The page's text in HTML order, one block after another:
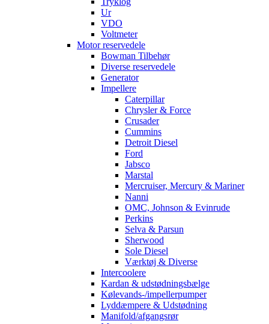
Ur
VDO
Voltmeter
Motor reservedele
Bowman Tilbehør
Diverse reservedele
Generator
Impellere
Caterpillar
Chrysler & Force
Crusader
Cummins
Detroit Diesel
Ford
Jabsco
Marstal
Mercruiser, Mercury & Mariner
Nanni
OMC, Johnson & Evinrude
Perkins
Selva & Parsun
Sherwood
Sole Diesel
Værktøj & Diverse
Intercoolere
Kardan & udstødningsbælge
Kølevands-/impellerpumper
Lyddæmpere & Udstødning
Manifold/afgangsrør